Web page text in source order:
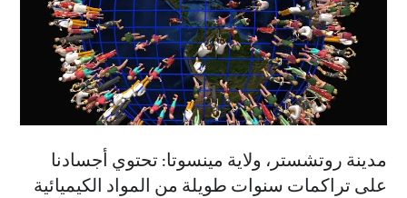
مدينة روتشستر، ولاية مينسوتا: تحتوي أجسادنا
على تراكمات سنوات طويلة من المواد الكيميائية